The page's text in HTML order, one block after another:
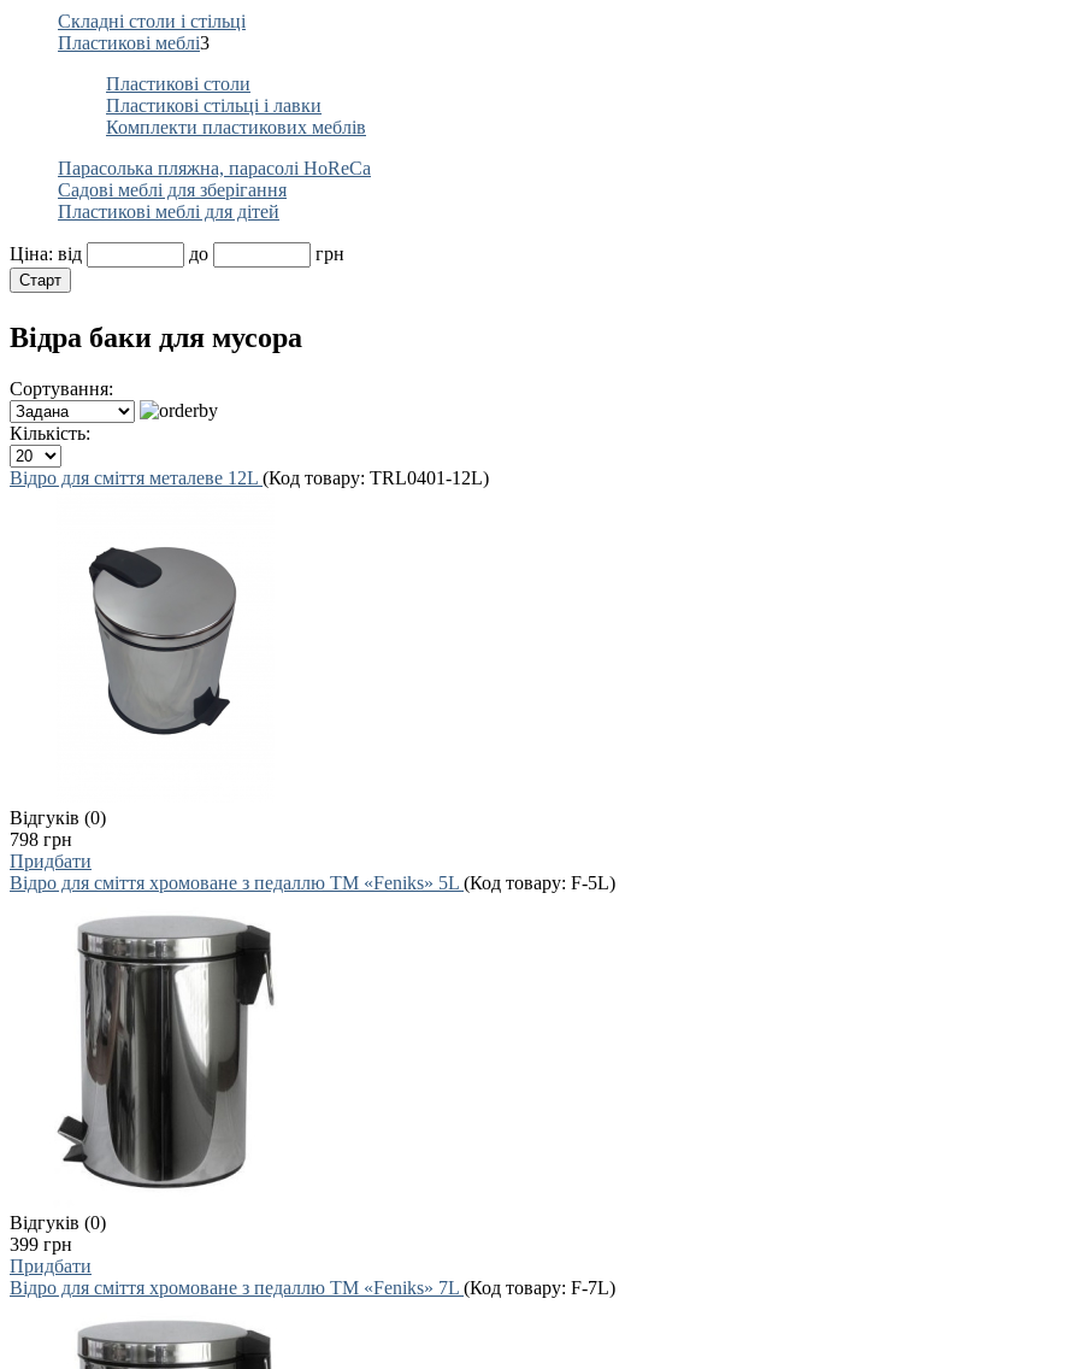
Складні столи і стільці
Пластикові меблі3
Пластикові столи
Пластикові стільці і лавки
Комплекти пластикових меблів
Парасолька пляжна, парасолі HoReCa
Садові меблі для зберігання
Пластикові меблі для дітей
Ціна: від до
грн
Відра баки для мусора
Сортування:
Кількість:
Відро для сміття металеве 12L (Код товару: TRL0401-12L)
Відгуків (0)
798 грн
Придбати
Відро для сміття хромоване з педаллю ТМ «Feniks» 5L (Код товару: F-5L)
Відгуків (0)
399 грн
Придбати
Відро для сміття хромоване з педаллю ТМ «Feniks» 7L (Код товару: F-7L)